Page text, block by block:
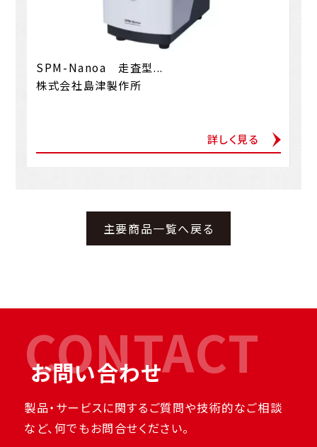
SPM-Nanoa 走査型...
株式会社島津製作所
詳しく見る
主要商品一覧へ戻る
CONTACT
お問い合わせ
製品・サービスに関するご質問や技術的なご相談
など、何でもお問合せください。